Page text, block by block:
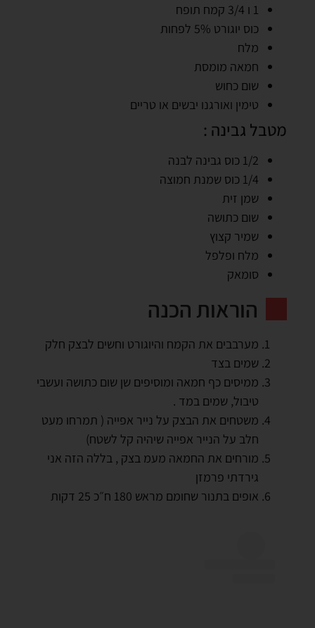
1 ו 3/4 קמח תופח
כוס יוגורט 5% לפחות
מלח
חמאה מומסת
שום כחוש
טימין ואורגנו יבשים או טריים
מטבל גבינה :
1/2 כוס גבינה לבנה
1/4 כוס שמנת חמוצה
שמן זית
שום כתושה
שמיר קצוץ
מלח ופלפל
סומאק
הוראות הכנה
מערבבים את הקמח והיוגורט וחשים לבצק חלק
שמים בצד
ממיסים כף חמאה ומוסיפים שן שום כתושה ועשבי
טיבול, שמים במד .
משטחים את הבצק על נייר אפייה ( תמרחו מעט
חלב על הנייר אפייה שיהיה קל לשטח)
מורחים את החמאה מעמ בצק , בללה הזה אני
גירדתי פרמזן
אופים בתנור שחומם מראש 180 ח״כ 25 דקות